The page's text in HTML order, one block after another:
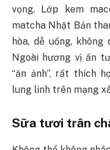
vọng. Lớp kem
matcha Nhật Bản
hòa, dễ uống,
Ngoài hương vị ấn
“ăn ảnh”, rất thích
lung linh trên mạng
Sữa tươi trân